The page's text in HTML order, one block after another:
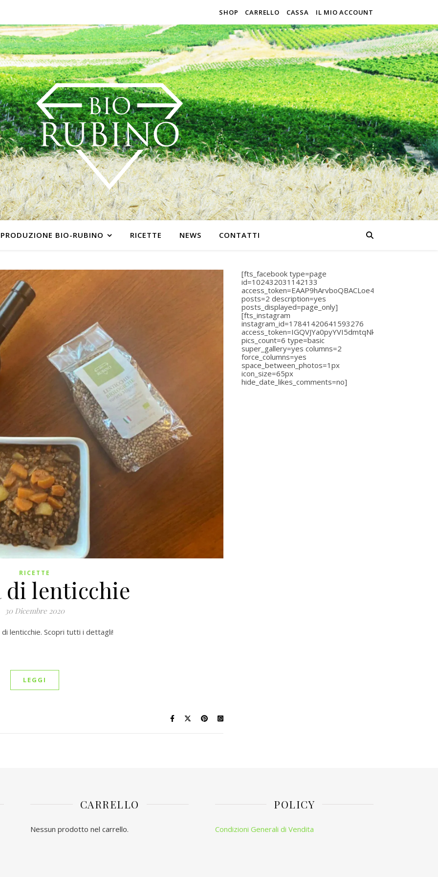
SHOP CARRELLO CASSA IL MIO ACCOUNT
PRODUZIONE BIO-RUBINO RICETTE NEWS CONTATTI
RICETTE
di lenticchie
30 Dicembre 2020
lenticchie. Scopri tutti i dettagli!
LEGGI
[fts_facebook type=page
id=102432031142133
posts=2 description=yes
posts_displayed=page_only]
[fts_instagram
instagram_id=17841420641593276
pics_count=6 type=basic
super_gallery=yes columns=2
force_columns=yes
space_between_photos=1px
icon_size=65px
hide_date_likes_comments=no]
CARRELLO
Nessun prodotto nel carrello.
POLICY
Condizioni Generali di Vendita